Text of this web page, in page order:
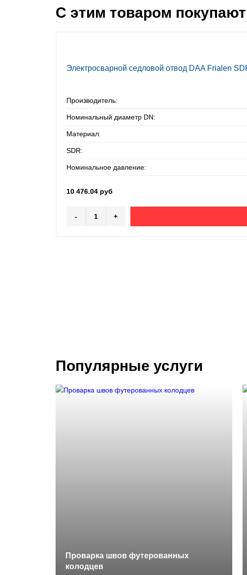
С этим товаром покупают
Электросварной седловой отвод DAA Frialen
Производитель:
Номинальный диаметр DN:
Материал:
SDR:
Номинальное давление:
10 476.04 руб
- +
Популярные услуги
Проварка швов футерованных
колодцев